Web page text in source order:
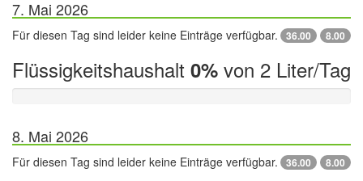
7. Mai 2026
36.00 8.00
Für diesen Tag sind leider keine Einträge verfügbar.
Flüssigkeitshaushalt 0% von 2 Liter/Tag
8. Mai 2026
36.00 8.00
Für diesen Tag sind leider keine Einträge verfügbar.